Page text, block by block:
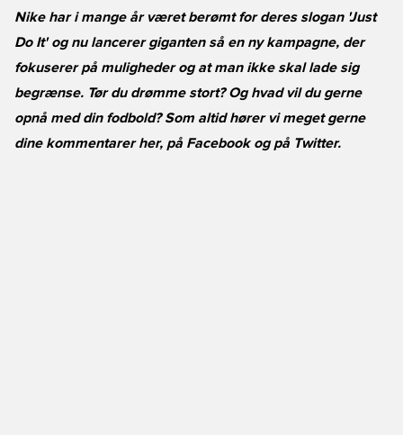
Nike har i mange år været berømt for deres slogan 'Just
Do It' og nu lancerer giganten så en ny kampagne, der
fokuserer på muligheder og at man ikke skal lade sig
begrænse. Tør du drømme stort? Og hvad vil du gerne
opnå med din fodbold? Som altid hører vi meget gerne
dine kommentarer her, på Facebookog på Twitter.